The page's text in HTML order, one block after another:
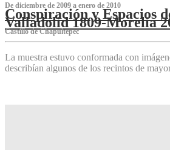
De diciembre de 2009 a enero de 2010
Conspiración y Espacios
Valladolid 1809-Morelia
Castillo de Chapultepec
La muestra estuvo conformada con
describían algunos de los recintos de